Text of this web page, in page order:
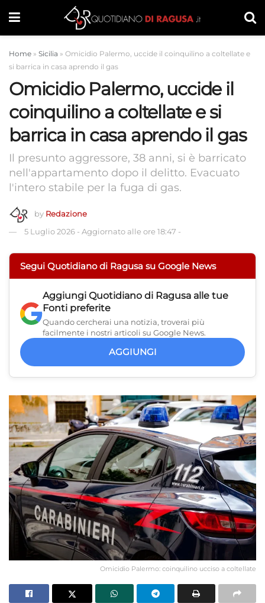
Home » Sicilia » Omicidio Palermo, uccide il coinquilino a coltellate e
si barrica in casa aprendo il gas
Omicidio Palermo, uccide il
coinquilino a coltellate e si
barrica in casa aprendo il gas
Il presunto aggressore, 38 anni, si è barricato
nell'appartamento dopo il delitto. Evacuato
l'intero stabile per la fuga di gas.
by Redazione
5 Luglio 2026 - Aggiornato alle ore 18:47 -
Segui Quotidiano di Ragusa su Google News
Aggiungi Quotidiano di Ragusa alle tue
Fonti preferite
Quando cercherai una notizia, troverai più
facilmente i nostri articoli su Google News.
AGGIUNGI
Omicidio Palermo: coinquilino ucciso a coltellate